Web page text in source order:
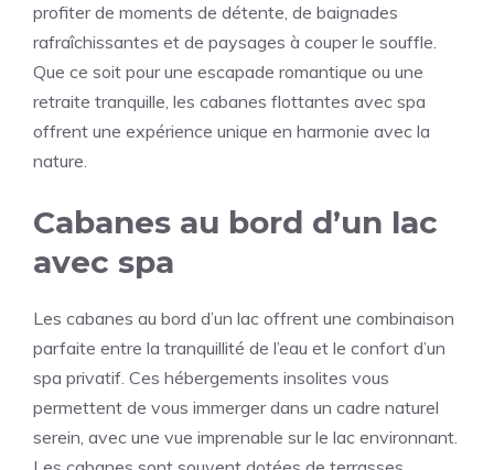
profiter de moments de détente, de baignades
rafraîchissantes et de paysages à couper le souffle.
Que ce soit pour une escapade romantique ou une
retraite tranquille, les cabanes flottantes avec spa
offrent une expérience unique en harmonie avec la
nature.
Cabanes au bord d’un lac
avec spa
Les cabanes au bord d’un lac offrent une combinaison
parfaite entre la tranquillité de l’eau et le confort d’un
spa privatif. Ces hébergements insolites vous
permettent de vous immerger dans un cadre naturel
serein, avec une vue imprenable sur le lac environnant.